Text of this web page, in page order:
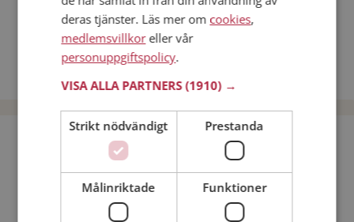
Lena1950
Män från Nyköping
Dejta kvinnor i Sverige
Bli medlem utan kostnad!
Jag är en: Man Kvinna
deras tjänster. Läs mer om cookies,
medlemsvillkoreller vår
personuppgiftspolicy.
VISA ALLA PARTNERS(1910) →
Strikt nödvändigt Prestanda
Målinriktade Funktioner